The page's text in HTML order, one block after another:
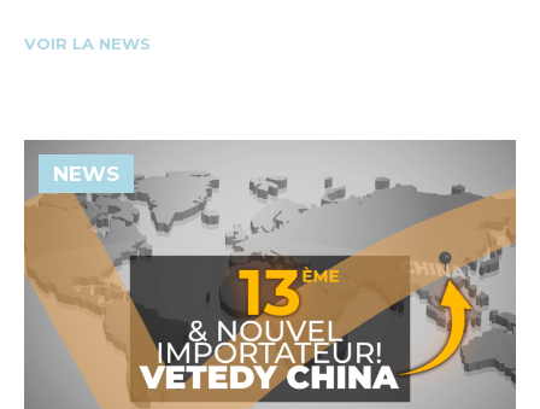
VOIR LA NEWS
NEWS